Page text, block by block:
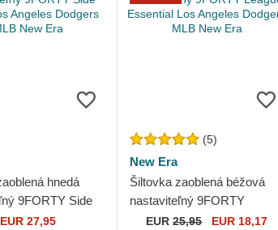
hnedá
9FORTY Side
Angeles Dodgers
EUR 27,95
(5)
New Era
Šiltovka zaoblená béžová
nastaviteľný 9FORTY
League Essential Los
EUR25,95 EUR 18,17